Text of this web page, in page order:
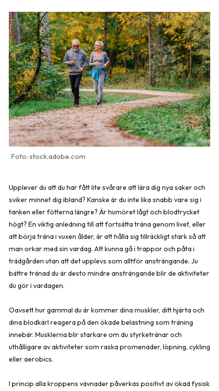
stock.adobe.com
Upplever du att du har fått lite svårare att lära dig nya saker och
sviker minnet dig ibland? Kanske är du inte lika snabb vare sig i
tanken eller fötterna längre? Är humöret lågt och blodtrycket
högt? En viktig anledning till att fortsätta träna genom livet, eller
att börja träna i vuxen ålder, är att hålla sig tillräckligt stark så att
man orkar med sin vardag. Att kunna gå i trappor och påta i
trädgården utan att det upplevs som alltför ansträngande. Ju
bättre tränad du är desto mindre ansträngande blir de aktiviteter
du gör i vardagen.
Oavsett hur gammal du är kommer dina muskler, ditt hjärta och
dina blodkärl reagera på den ökade belastning som träning
innebär. Musklerna blir starkare om du styrketränar och
uthålligare av aktiviteter som raska promenader, löpning, cykling
eller aerobics.
I princip alla kroppens vävnader påverkas positivt av ökad fysisk